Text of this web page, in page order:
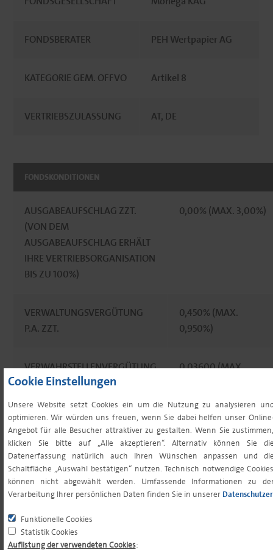
Cookie Einstellungen
Unsere Website setzt Cookies ein um die Nutzung zu analysieren und
optimieren. Wir würden uns freuen, wenn Sie dabei helfen unser Online-
Angebot für alle Besucher attraktiver zu gestalten. Wenn Sie zustimmen,
klicken Sie bitte auf „Alle akzeptieren“. Alternativ können Sie die
Datenerfassung natürlich auch Ihren Wünschen anpassen und die
Schaltfläche „Auswahl bestätigen“ nutzen. Technisch notwendige Cookies
können nicht abgewählt werden. Umfassende Informationen zu der
Verarbeitung Ihrer persönlichen Daten finden Sie in unserer
Funktionelle Cookies
Statistik Cookies
Auflistung der verwendeten Cookies:
FONDSBERATER PEH Wertpapier AG
KATEGORIE GEM. OFFVO Artikel 8
VERTRIEBSZULASSUNG AT, DE
FONDSKONDITIONEN
AUSGABEAUFSCHLAG ZZT.
(VON DEM
AUSGABEAUFSCHLAG ERHÄLT
IHRE VERTRIEBSORGANISATION
BIS ZU 100%)
0,00% (MAX. 3,00%)
VERWALTUNGSVERGÜTUNG
P.A. ZZT.
0,450% (MAX.
0,950%)
VERWAHRSTELLENVERGÜTUNG
P.A. ZZT.¹
0,03600 (MAX.
VERWAHRSTELLE
MINDESTVERGÜTUNG P.A.¹
11.900 EUR
GESAMTKOSTENQUOTE (TER)² 0,58%
PERFORMANCE FEE